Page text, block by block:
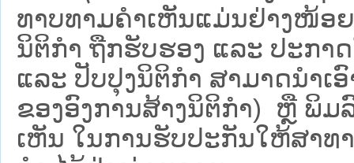
ທາບທາມຄໍາເຫັນແມ່ນຢ່າງໜ້ອ
ນິຕິກໍາ ຖືກຮັບຮອງ ແລະ ປະກາ
ແລະ ປັບປຸງນິຕິກໍາ ສາມາດນຳເ
ຂອງອົງການສ້າງນິຕິກຳ) ຫຼື ພິມ
ເຫັນ ໃນການຮັບປະກັນໃຫ້ສາທ